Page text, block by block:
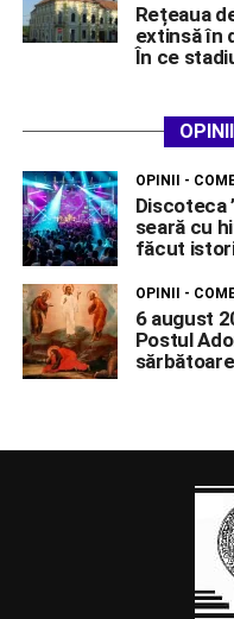
Rețeaua
extinsă în
În ce
OPINII -
Discoteca
seară cu
făcut
OPINII -
6 august
Postul